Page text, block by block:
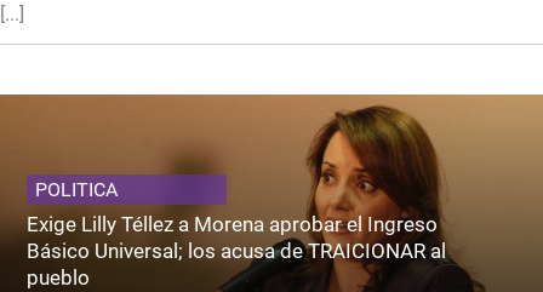
[...]
POLITICA
Exige Lilly Téllez a Morena aprobar el Ingreso
Básico Universal; los acusa de TRAICIONAR al
pueblo